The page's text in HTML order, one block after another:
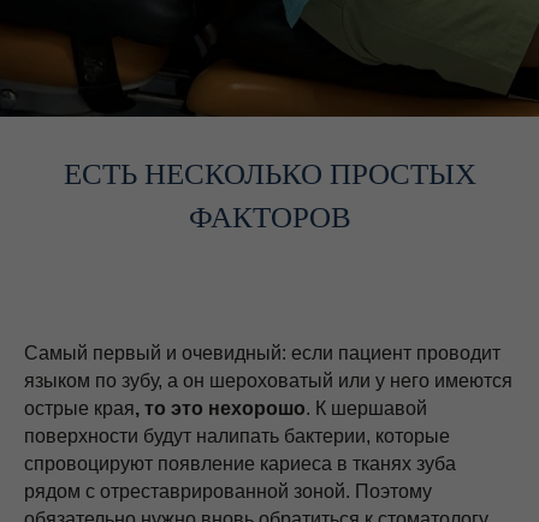
ЕСТЬ НЕСКОЛЬКО ПРОСТЫХ
ФАКТОРОВ
Самый первый и очевидный: если пациент проводит
языком по зубу, а он шероховатый или у него имеются
острые края, то это нехорошо. К шершавой
поверхности будут налипать бактерии, которые
спровоцируют появление кариеса в тканях зуба
рядом с отреставрированной зоной. Поэтому